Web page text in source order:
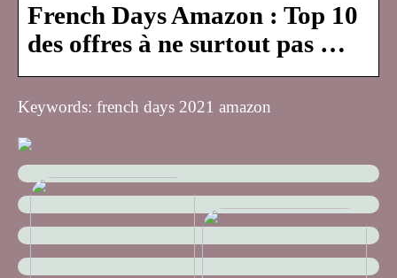
French Days Amazon : Top 10
des offres à ne surtout pas …
Keywords: french days 2021 amazon